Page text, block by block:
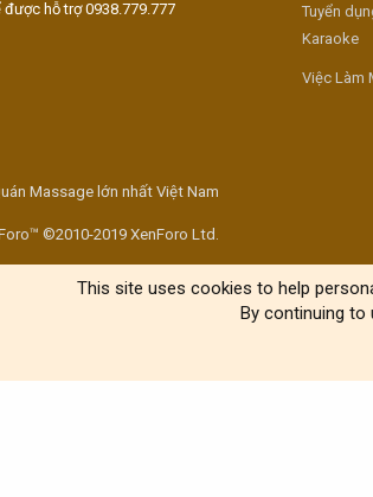
hỗ trợ 0938.779.777
Tuyển
Karaoke
Việc Làm
Massage lớn nhất Việt Nam
©2010-2019 XenForo Ltd.
This site uses cookies to help
By continuing